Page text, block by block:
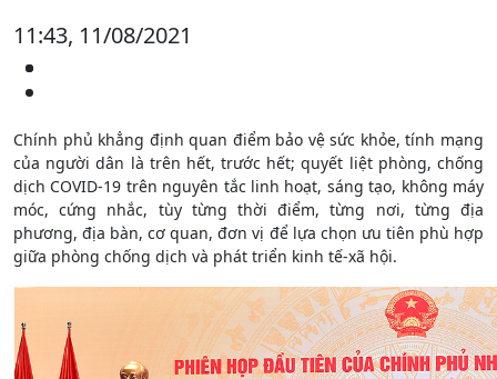
11:43, 11/08/2021
Chính phủ khẳng định quan điểm bảo vệ sức khỏe, tính mạng
của người dân là trên hết, trước hết; quyết liệt phòng, chống
dịch COVID-19 trên nguyên tắc linh hoạt, sáng tạo, không máy
móc, cứng nhắc, tùy từng thời điểm, từng nơi, từng địa
phương, địa bàn, cơ quan, đơn vị để lựa chọn ưu tiên phù hợp
giữa phòng chống dịch và phát triển kinh tế-xã hội.